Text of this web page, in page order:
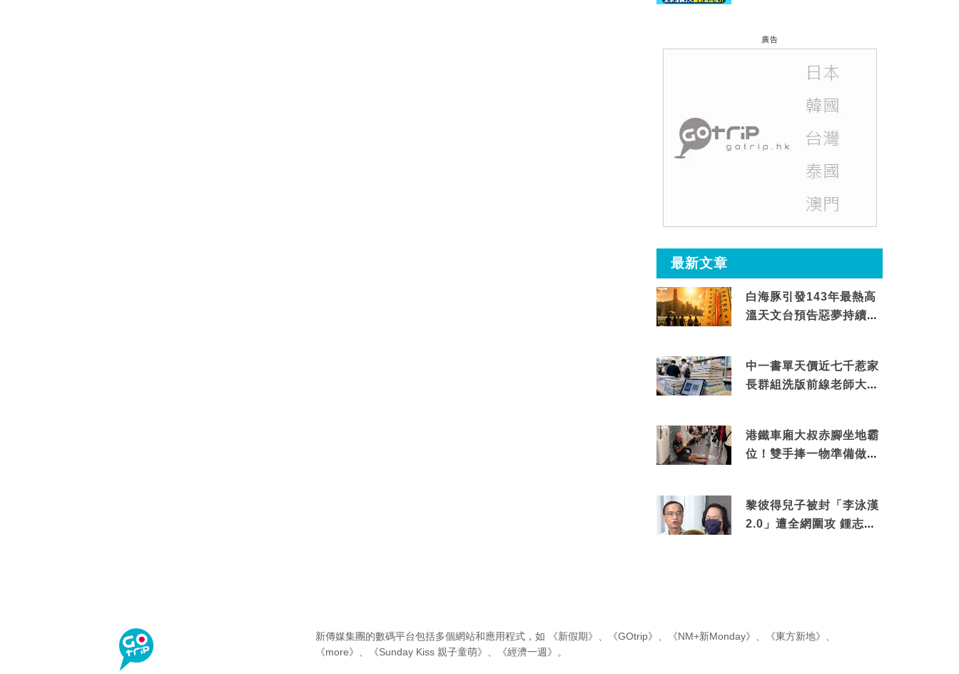
廣告
最新文章
白海豚引發143年最熱高
溫天文台預告惡夢持續至
中一書單天價近七千惹家
長群組洗版前線老師大爆
港鐵車廂大叔赤腳坐地霸
位！雙手捧一物準備做出
黎彼得兒子被封「李泳漢
2.0」遭全網圍攻 鍾志光
新傳媒集團的數碼平台包括多個網站和應用程式，如 《新假期》 《GOtrip》 《NM+新Monday》 《東方新地》
《more》
《Sunday Kiss 親子童萌》 《經濟一週》 。